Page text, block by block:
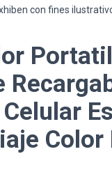
con fines
Portatil
Color